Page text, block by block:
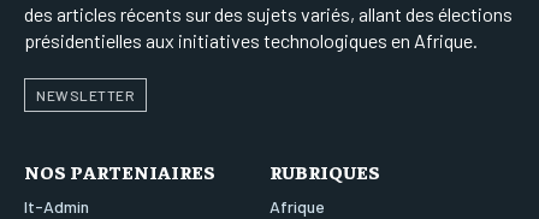
des articles récents sur des sujets variés, allant des élections
présidentielles aux initiatives technologiques en Afrique.
NEWSLETTER
NOS PARTENIAIRES
It-Admin
RUBRIQUES
Afrique